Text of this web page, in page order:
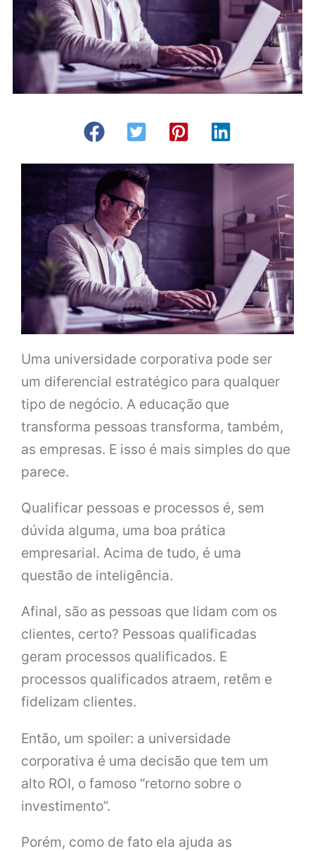
Uma universidade corporativa pode ser
um diferencial estratégico para qualquer
tipo de negócio. A educação que
transforma pessoas transforma, também,
as empresas. E isso é mais simples do que
parece.
Qualificar pessoas e processos é, sem
dúvida alguma, uma boa prática
empresarial. Acima de tudo, é uma
questão de inteligência.
Afinal, são as pessoas que lidam com os
clientes, certo? Pessoas qualificadas
geram processos qualificados. E
processos qualificados atraem, retêm e
fidelizam clientes.
Então, um spoiler: a universidade
corporativa é uma decisão que tem um
alto ROI, o famoso “retorno sobre o
investimento”.
Porém, como de fato ela ajuda as